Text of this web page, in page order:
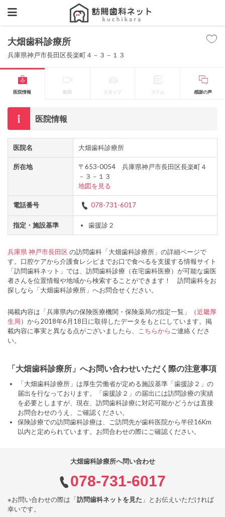
大畑歯科診療所
兵庫県神戸市長田区長楽町４－３－１３
医院情報 動画 スタッフ コラム 感謝の声
医院情報
医院名 大畑歯科診療所
所在地
〒653-0054 兵庫県神戸市長田区長楽町４
－３－１３
地図を見る
電話番号 078-731-6017
指定・施設基準 歯援診２
兵庫県 神戸市長田区の訪問歯科「大畑歯科診療所」の詳細ページで
す。口腔ケアから介護食レシピまでお口で食べるを支援する情報サイト
「訪問歯科ネット」では、訪問歯科診療（在宅歯科医療）が可能な歯医
者さんを位置情報や地域から検索することができます！ 訪問歯科をお
探しなら「大畑歯科診療所」へお問合せください。
掲載内容は「兵庫県内の保険医療機関・保険薬局の指定一覧」（近畿厚
生局）から2018年6月18日に取得したデータをもとにしています。掲
載内容に事実と異なる点がございましたら、
こちらから ご連絡くださ
い。
「大畑歯科診療所」へお問い合わせいただく際の注意事項
「大畑歯科診療所」は厚生労働省が定める施設基準「歯援診２」の
届出を行なっております。「歯援診２」の届出には訪問診療の実績
を必要としますが、現在、訪問歯科診療に対応可能かどうかは直接
お問合わせのうえ、ご確認ください。
保険診療での訪問歯科診療は、ご訪問先が歯科医院から半径16Km
以内と定められています。お問合わせの際にご確認ください。
大畑歯科診療所へ問い合わせ
078-731-6017
※お問い合わせの際は「訪問歯科ネットを見た 」とお伝えいただければ
幸いです。